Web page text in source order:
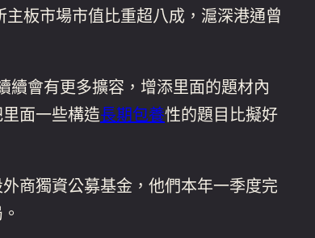
板市場市值比重超八成，滬深港通曾
會有更多擴容，增添里面的題材內
面一些構造長期包養性的題目比擬好
商獨資公募基金，他們本年一季度完